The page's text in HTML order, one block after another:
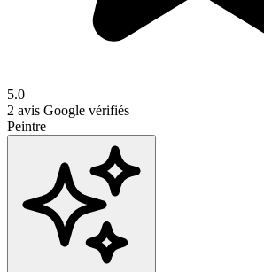
5.0
2 avis Google vérifiés
Peintre